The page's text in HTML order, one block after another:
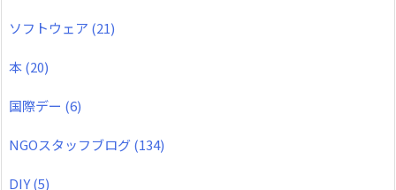
ソフトウェア (21)
本(20)
国際デー (6)
NGOスタッフブログ(134)
DIY(5)